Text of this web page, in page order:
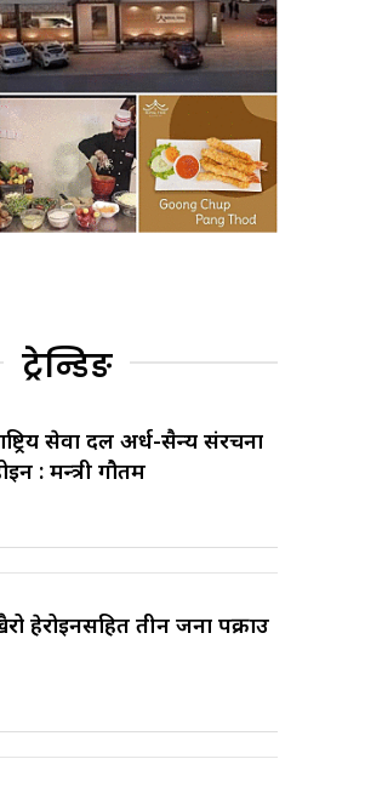
ट्रेन्डिङ
सेवा दल अर्ध-सैन्य संरचना
: मन्त्री गौतम
हेरोइनसहित तीन जना पक्राउ